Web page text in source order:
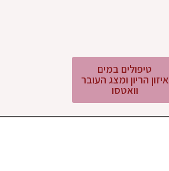
טיפולים במים
איזון הריון ומצג העובר
וואטסו